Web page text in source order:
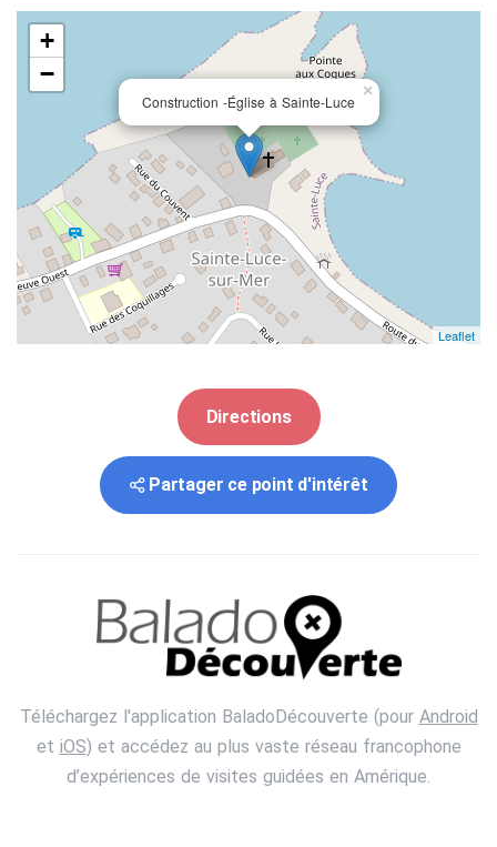
Construction -Église à Sainte-Luce
×
+
−
Leaflet
Directions
Partager ce point d'intérêt
Téléchargez l'application BaladoDécouverte (pour Android
et iOS) et accédez au plus vaste réseau francophone
d’expériences de visites guidées en Amérique.